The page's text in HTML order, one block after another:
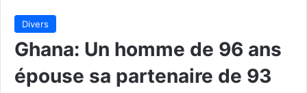
Divers
Ghana: Un homme de 96 ans
épouse sa partenaire de 93